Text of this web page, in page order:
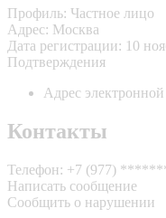
Профиль: Частное лицо
Адрес: Москва
Дата регистрации: 10
Подтверждения
Адрес
Контакты
Телефон: +7 (977)
Написать сообщение
Сообщить о нарушении